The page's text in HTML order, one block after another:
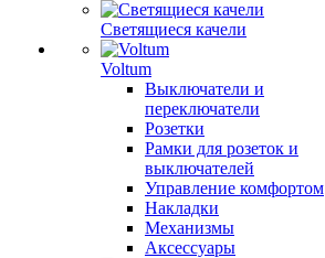
Светящиеся качели
Voltum
Выключатели и
переключатели
Розетки
Рамки для розеток и
выключателей
Управление комфортом
Накладки
Механизмы
Аксессуары